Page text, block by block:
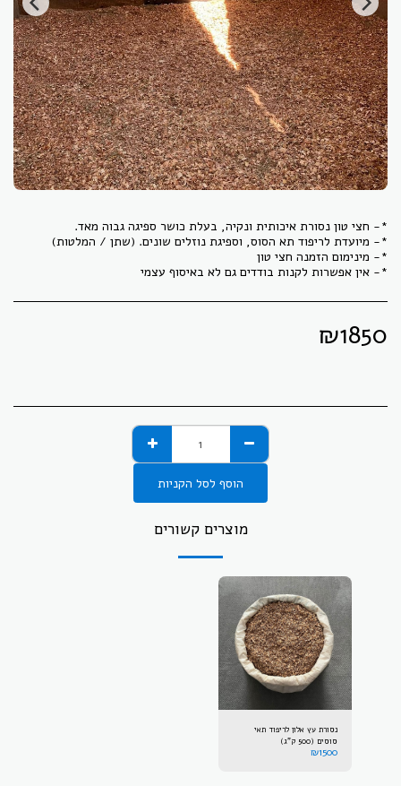
*- אין אפשרות לקנות בודדים גם לא באיסוף עצמי
₪1850
הוסף לסל הקניות
מוצרים קשורים
נסורת עץ אלון לריפוד תאי
סוסים (500 ק"ג)
₪1500